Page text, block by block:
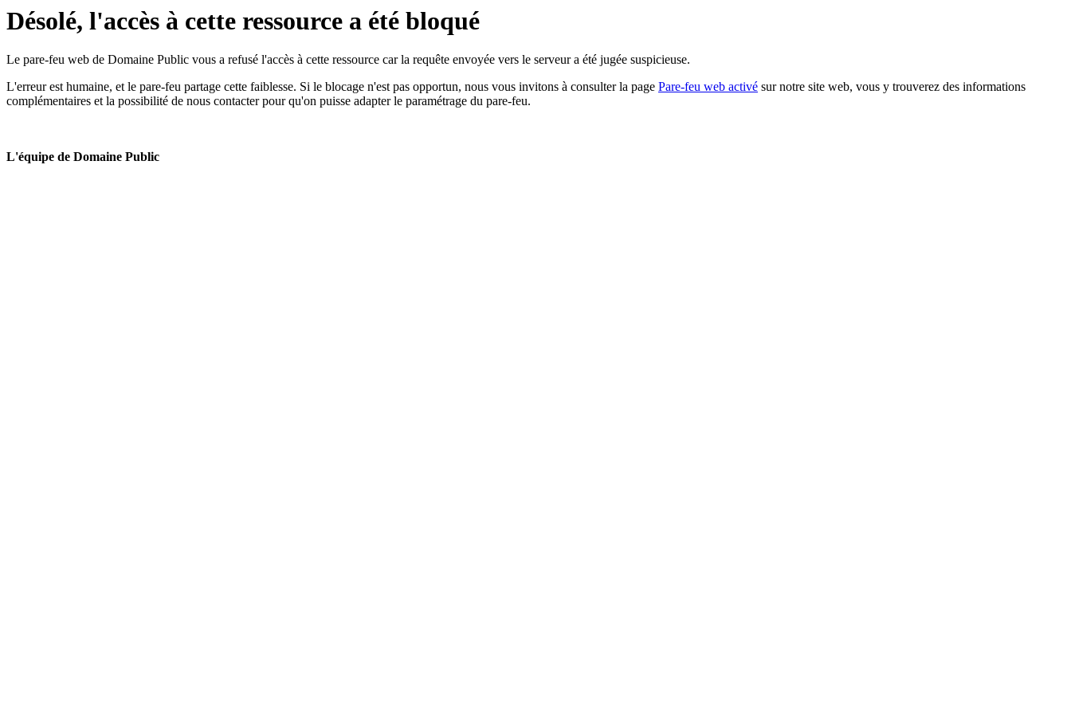
Désolé, l'accès à cette ressource a été bloqué
Le pare-feu web de Domaine Public vous a refusé l'accès à cette ressource car la requête envoyée vers le serveur a été jugée suspicieuse.
L'erreur est humaine, et le pare-feu partage cette faiblesse. Si le blocage n'est pas opportun, nous vous invitons à consulter la page Pare-feu web activé sur notre site web, vous y trouverez des informations
complémentaires et la possibilité de nous contacter pour qu'on puisse adapter le paramétrage du pare-feu.
L'équipe de Domaine Public